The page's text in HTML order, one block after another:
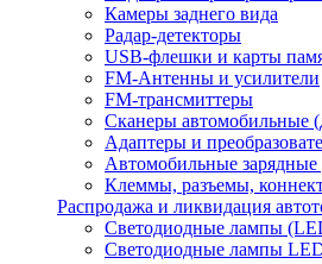
Камеры заднего вида
Радар-детекторы
USB-флешки и карты
FM-Антенны и усилители
FM-трансмиттеры
Сканеры автомобильные
Адаптеры и
Автомобильные
Клеммы, разъемы,
Распродажа и ликвидация
Светодиодные лампы
Светодиодные лампы